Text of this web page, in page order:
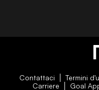
Contattaci Termini
Carriere
Goal